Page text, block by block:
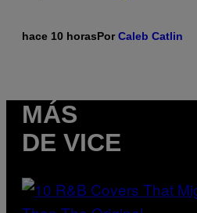
hace 10 horasPorCaleb Catlin
MÁS
DE VICE